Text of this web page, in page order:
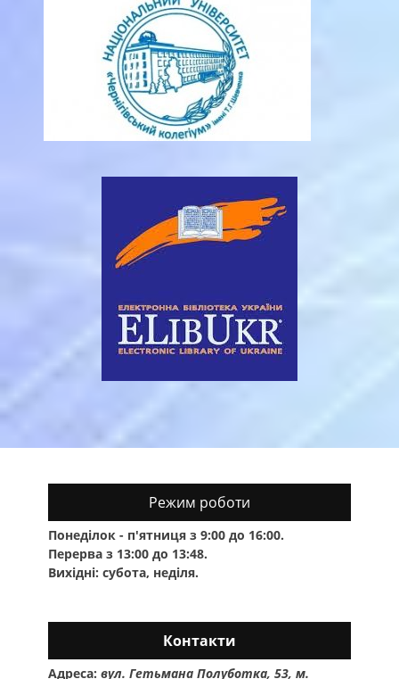
Режим роботи
Понеділок - п'ятниця з 9:00 до 16:00.
Перерва з 13:00 до 13:48.
Вихідні: субота, неділя.
Контакти
Адреса: вул. Гетьмана Полуботка, 53, м.